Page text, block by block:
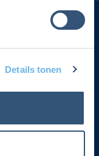
Details tonen